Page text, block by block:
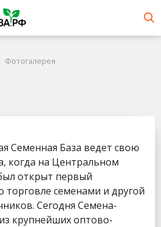
Фотогалерея
Семенная База ведет свою
когда на Центральном
открыт первый
торговле семенами и другой
Сегодня Семена-
крупнейших оптово-